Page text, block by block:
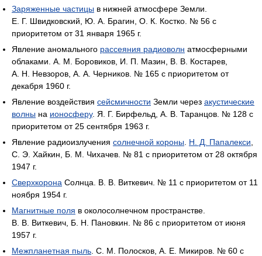
Заряженные частицы в нижней атмосфере Земли.
Е. Г. Швидковский, Ю. А. Брагин, О. К. Костко. № 56 с
приоритетом от 31 января 1965 г.
Явление аномального рассеяния радиоволн атмосферными
облаками. А. М. Боровиков, И. П. Мазин, В. В. Костарев,
А. Н. Невзоров, А. А. Черников. № 165 с приоритетом от
декабря 1960 г.
Явление воздействия сейсмичности Земли через акустические
волны на ионосферу. Я. Г. Бирфельд, А. В. Таранцов. № 128 с
приоритетом от 25 сентября 1963 г.
Явление радиоизлучения солнечной короны Н. Д. Папалекси
С. Э. Хайкин, Б. М. Чихачев. № 81 с приоритетом от 28 октября
1947 г.
Сверхкорона Солнца. В. В. Виткевич. № 11 с приоритетом от 11
ноября 1954 г.
Магнитные поля в околосолнечном пространстве.
В. В. Виткевич, Б. Н. Пановкин. № 86 с приоритетом от июня
1957 г.
Межпланетная пыль . С. М. Полосков, А. Е. Микиров. № 60 с